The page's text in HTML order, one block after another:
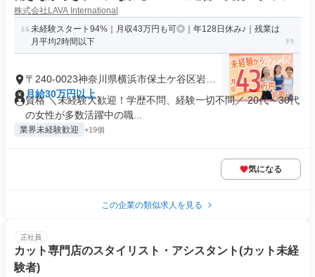
株式会社LAVA International
未経験スタート94%｜月収43万円も可◎｜年128日休み♪｜残業は
月平均2時間以下
〒240-0023神奈川県横浜市保土ケ谷区岩井
町
月給30万円以上
資格 ＼未経験大歓迎！学歴不問、経験一切不問／ 20代～30代
の女性が多数活躍中の職...
業界未経験歓迎 +19個
気になる
この企業の類似求人を見る
正社員
カット専門店のスタイリスト・アシスタント(カット未経
験者)